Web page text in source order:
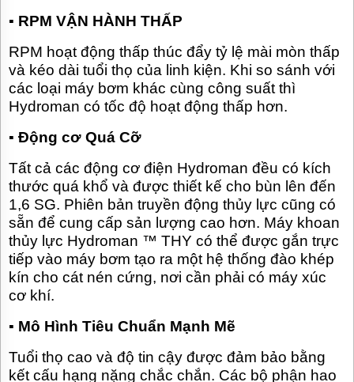
▪ RPM VẬN HÀNH THẤP
RPM hoạt động thấp thúc đẩy tỷ lệ mài mòn thấp
và kéo dài tuổi thọ của linh kiện. Khi so sánh với
các loại máy bơm khác cùng công suất thì
Hydroman có tốc độ hoạt động thấp hơn.
▪ Động cơ Quá Cỡ
Tất cả các động cơ điện Hydroman đều có kích
thước quá khổ và được thiết kế cho bùn lên đến
1,6 SG. Phiên bản truyền động thủy lực cũng có
sẵn để cung cấp sản lượng cao hơn. Máy khoan
thủy lực Hydroman ™ THY có thể được gắn trực
tiếp vào máy bơm tạo ra một hệ thống đào khép
kín cho cát nén cứng, nơi cần phải có máy xúc
cơ khí.
▪ Mô Hình Tiêu Chuẩn Mạnh Mẽ
Tuổi thọ cao và độ tin cậy được đảm bảo bằng
kết cấu hạng nặng chắc chắn. Các bộ phận hao